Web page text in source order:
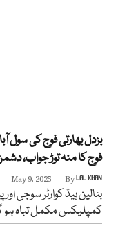
فوج کا منہ توڑ جواب،
May 9, 2025 ByLAL KHAN
بٹالین ہیڈ کوارٹر سوجی
کمپلیکس مکمل تباہ ہو